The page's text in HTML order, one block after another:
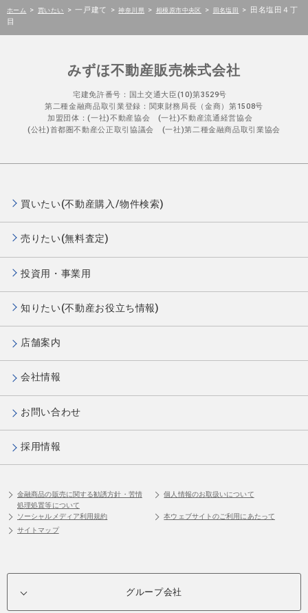
ホーム > 買いたい > 一戸建て > 神奈川県 > 相模原市中央区 > 田名塩田 >
田名塩田４丁
目
みずほ不動産販売株式会社
宅建免許番号：国土交通大臣(10)第3529号
第二種金融商品取引業登録：関東財務局長（金商）第1508号
加盟団体：(一社)不動産協会 (一社)不動産流通経営協会
(公社)首都圏不動産公正取引協議会 (一社)第二種金融商品取引業協会
買いたい(不動産購入/物件検索)
売りたい(無料査定)
投資用・事業用
知りたい(不動産お役立ち情報)
店舗案内
会社情報
お問い合わせ
採用情報
金融商品の販売に関する勧誘方針・苦情
処理処置等について
個人情報のお取扱いについて
ソーシャルメディア利用規約
本ウェブサイトのご利用にあたって
サイトマップ
グループ会社